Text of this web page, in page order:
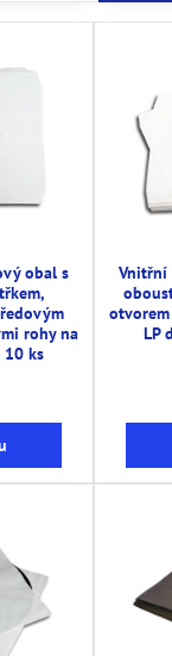
obal s
rohy na
10 ks
Vnitřní
LP